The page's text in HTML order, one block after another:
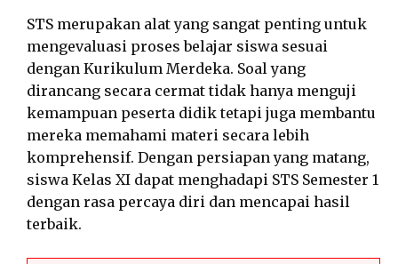
STS merupakan alat yang sangat penting untuk
mengevaluasi proses belajar siswa sesuai
dengan Kurikulum Merdeka. Soal yang
dirancang secara cermat tidak hanya menguji
kemampuan peserta didik tetapi juga membantu
mereka memahami materi secara lebih
komprehensif. Dengan persiapan yang matang,
siswa Kelas XI dapat menghadapi STS Semester 1
dengan rasa percaya diri dan mencapai hasil
terbaik.